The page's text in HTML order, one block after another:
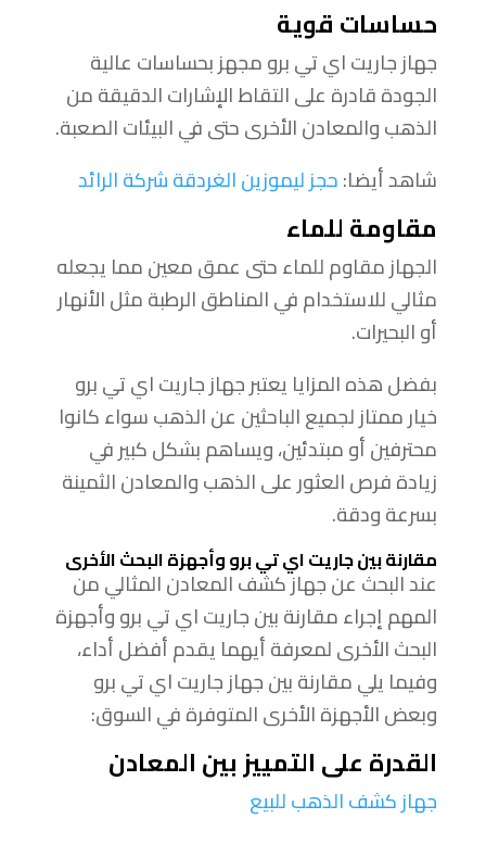
حساسات قوية
جهاز جاريت اي تي برو مجهز بحساسات عالية
الجودة قادرة على التقاط الإشارات الدقيقة من
الذهب والمعادن الأخرى حتى في البيئات الصعبة.
شاهد أيضا:حجز ليموزين الغردقة شركة الرائد
مقاومة للماء
الجهاز مقاوم للماء حتى عمق معين مما يجعله
مثالي للاستخدام في المناطق الرطبة مثل الأنهار
أو البحيرات.
بفضل هذه المزايا يعتبر جهاز جاريت اي تي برو
خيار ممتاز لجميع الباحثين عن الذهب سواء كانوا
محترفين أو مبتدئين، ويساهم بشكل كبير في
زيادة فرص العثور على الذهب والمعادن الثمينة
بسرعة ودقة.
مقارنة بين جاريت اي تي برو وأجهزة البحث الأخرى
عند البحث عن جهاز كشف المعادن المثالي من
المهم إجراء مقارنة بين جاريت اي تي برو وأجهزة
البحث الأخرى لمعرفة أيهما يقدم أفضل أداء،
وفيما يلي مقارنة بين جهاز جاريت اي تي برو
وبعض الأجهزة الأخرى المتوفرة في السوق:
القدرة على التمييز بين المعادن
جهاز كشف الذهب للبيع